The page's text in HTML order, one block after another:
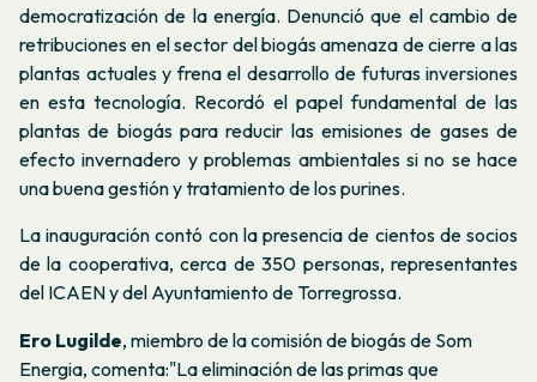
democratización de la energía. Denunció que el cambio de
retribuciones en el sector del biogás amenaza de cierre a las
plantas actuales y frena el desarrollo de futuras inversiones
en esta tecnología. Recordó el papel fundamental de las
plantas de biogás para reducir las emisiones de gases de
efecto invernadero y problemas ambientales si no se hace
una buena gestión y tratamiento de los purines.
La inauguración contó con la presencia de cientos de socios
de la cooperativa, cerca de 350 personas, representantes
del ICAEN y del Ayuntamiento de Torregrossa.
Ero Lugilde, miembro de la comisión de biogás de Som
Energia, comenta:"La eliminación de las primas que